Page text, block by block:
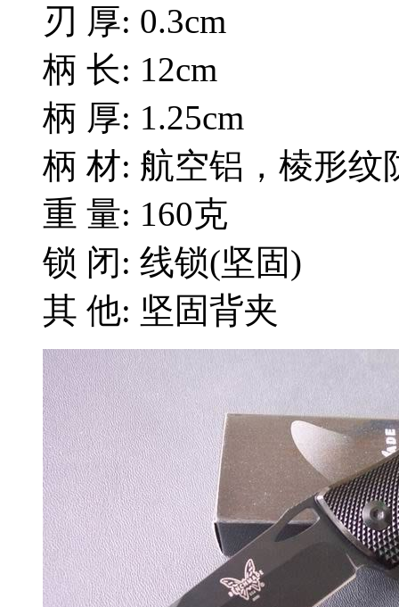
刃 厚: 0.3cm
柄 长: 12cm
柄 厚: 1.25cm
柄 材: 航空铝，棱形纹
重 量: 160克
锁 闭: 线锁(坚固)
其 他: 坚固背夹